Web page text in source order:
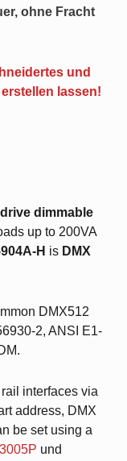
ohne Fracht
und
lassen!
dimmable
up to 200VA
H is DMX
DMX512
2, ANSI E1-
interfaces via
address, DMX
be set using a
3005P und